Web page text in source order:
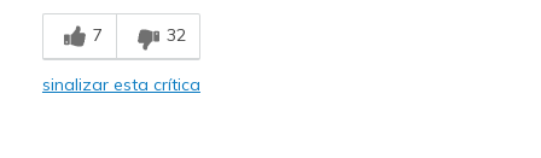
7 32
sinalizar esta crítica